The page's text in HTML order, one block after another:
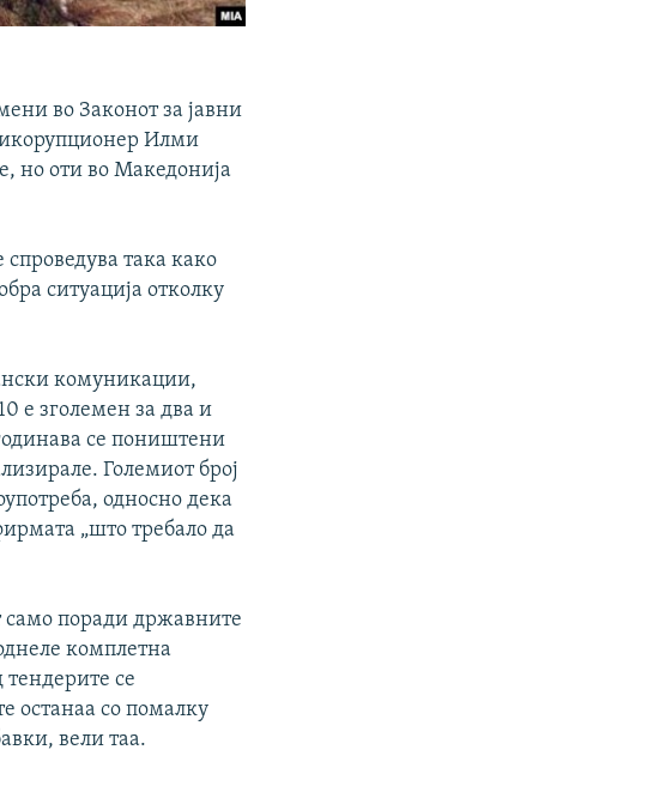
во Законот за јавни
Илми
но оти во Македонија
така како
ситуација отколку
комуникации,
е зголемен за два и
се поништени
Големиот број
односно дека
„што требало да
само поради државните
комплетна
се
останаа со помалку
вели таа.